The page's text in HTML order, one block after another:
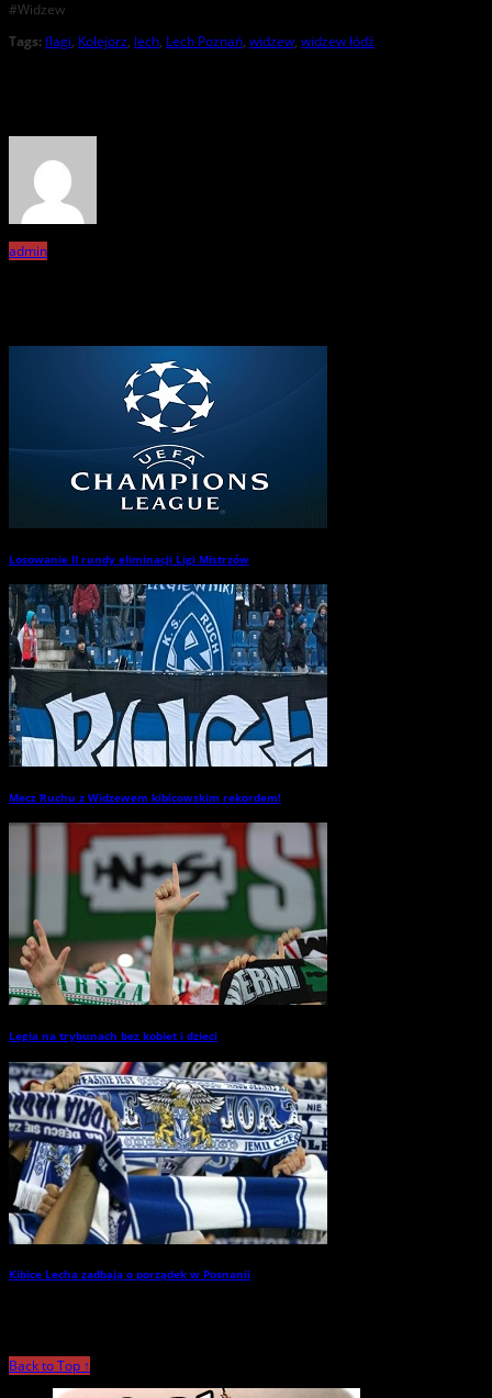
#Widzew
Tags:flagi, Kolejorz, lech, Lech Poznań, widzew, widzew łódź
admin
Losowanie II rundy eliminacji Ligi Mistrzów
Mecz Ruchu z Widzewem kibicowskim rekordem!
Legia na trybunach bez kobiet i dzieci
Kibice Lecha zadbają o porządek w Posnanii
Back to Top ↑